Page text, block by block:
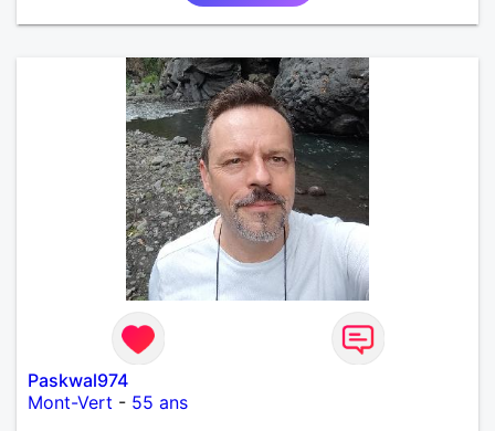
Paskwal974
Mont-Vert - 55 ans